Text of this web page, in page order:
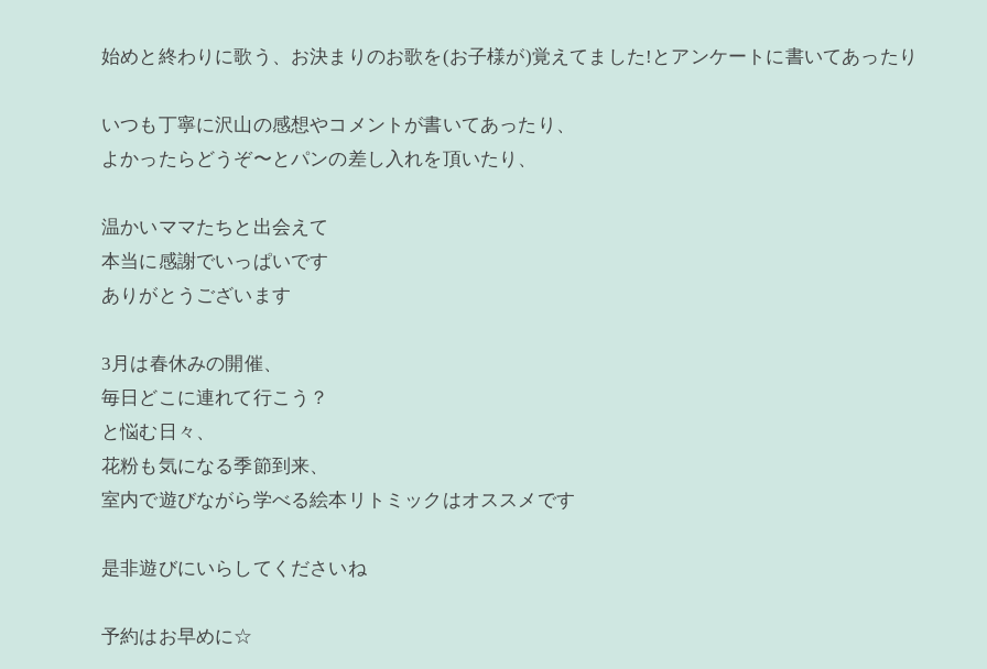
始めと終わりに歌う、お決まりのお歌を(お子様が)覚えてました!とアンケートに書いてあったり
いつも丁寧に沢山の感想やコメントが書いてあったり、
よかったらどうぞ〜とパンの差し入れを頂いたり、
温かいママたちと出会えて
本当に感謝でいっぱいです
ありがとうございます
3月は春休みの開催、
毎日どこに連れて行こう？
と悩む日々、
花粉も気になる季節到来、
室内で遊びながら学べる絵本リトミックはオススメです
是非遊びにいらしてくださいね
予約はお早めに☆